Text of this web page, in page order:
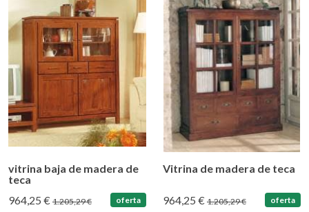
vitrina baja de madera de
teca
964,25 € 1.205,29 € oferta
Vitrina de madera de teca
964,25 € 1.205,29 € oferta